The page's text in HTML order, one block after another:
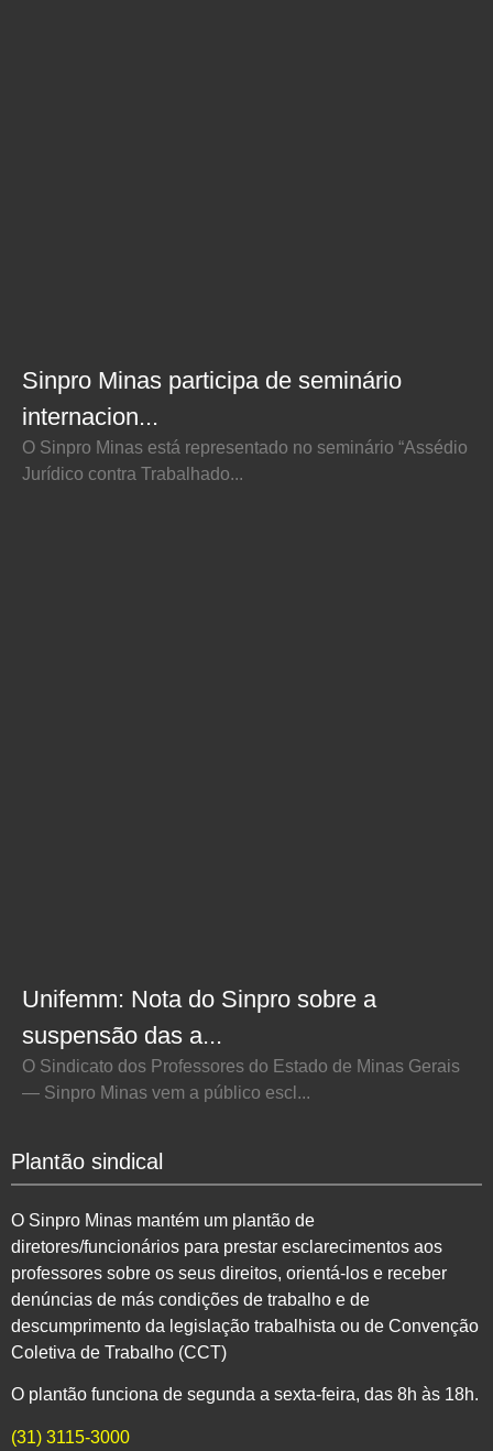
Sinpro Minas participa de seminário
internacion...
O Sinpro Minas está representado no seminário “Assédio
Jurídico contra Trabalhado...
Unifemm: Nota do Sinpro sobre a
suspensão das a...
O Sindicato dos Professores do Estado de Minas Gerais
— Sinpro Minas vem a público escl...
Plantão sindical
O Sinpro Minas mantém um plantão de
diretores/funcionários para prestar esclarecimentos aos
professores sobre os seus direitos, orientá-los e receber
denúncias de más condições de trabalho e de
descumprimento da legislação trabalhista ou de Convenção
Coletiva de Trabalho (CCT)
O plantão funciona de segunda a sexta-feira, das 8h às 18h.
(31) 3115-3000